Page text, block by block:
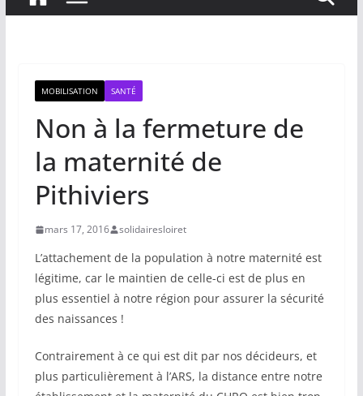
MOBILISATION SANTÉ
Non à la fermeture de
la maternité de
Pithiviers
mars 17, 2016 solidairesloiret
L’attachement de la population à notre maternité est
légitime, car le maintien de celle-ci est de plus en
plus essentiel à notre région pour assurer la sécurité
des naissances !
Contrairement à ce qui est dit par nos décideurs, et
plus particulièrement à l’ARS, la distance entre notre